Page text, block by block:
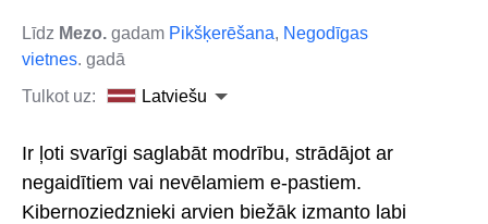
Līdz Mezo. gadam Pikšķerēšana, Negodīgas
vietnes. gadā
Tulkot uz:
Latviešu
Ir ļoti svarīgi saglabāt modrību, strādājot ar
negaidītiem vai nevēlamiem e-pastiem.
Kibernoziedznieki arvien biežāk izmanto labi